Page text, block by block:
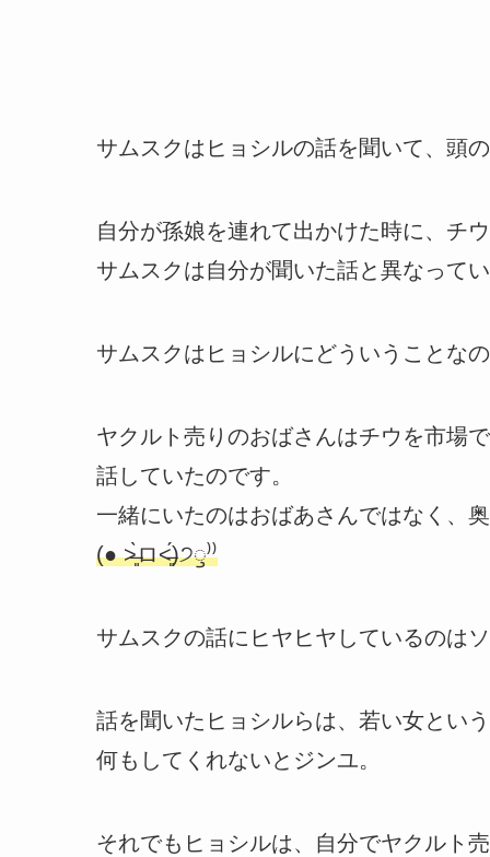
サムスクはヒョシルの話を聞いて、頭
自分が孫娘を連れて出かけた時に、チ
サムスクは自分が聞いた話と異なって
サムスクはヒョシルにどういうことな
ヤクルト売りのおばさんはチウを市場
話していたのです。
一緒にいたのはおばあさんではなく、
(● ˃̶͈̀ロ˂̶͈́)੭ꠥ⁾⁾
サムスクの話にヒヤヒヤしているのは
話を聞いたヒョシルらは、若い女とい
何もしてくれないとジンユ。
それでもヒョシルは、自分でヤクルト